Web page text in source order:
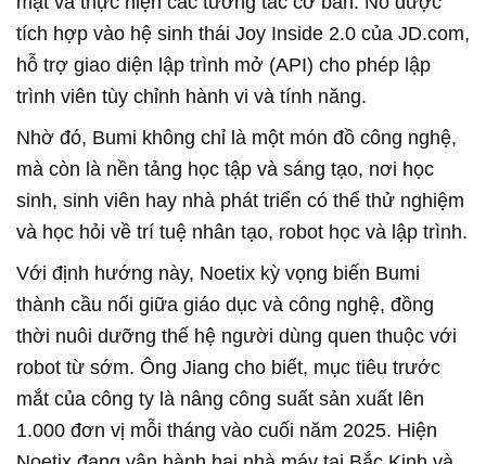
tích hợp vào hệ sinh thái Joy Inside 2.0 của JD.com,
hỗ trợ giao diện lập trình mở (API) cho phép lập
trình viên tùy chỉnh hành vi và tính năng.
Nhờ đó, Bumi không chỉ là một món đồ công nghệ,
mà còn là nền tảng học tập và sáng tạo, nơi học
sinh, sinh viên hay nhà phát triển có thể thử nghiệm
và học hỏi về trí tuệ nhân tạo, robot học và lập trình.
Với định hướng này, Noetix kỳ vọng biến Bumi
thành cầu nối giữa giáo dục và công nghệ, đồng
thời nuôi dưỡng thế hệ người dùng quen thuộc với
robot từ sớm. Ông Jiang cho biết, mục tiêu trước
mắt của công ty là nâng công suất sản xuất lên
1.000 đơn vị mỗi tháng vào cuối năm 2025. Hiện